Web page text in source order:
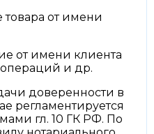
от имени
от имени клиента
и др.
доверенности в
регламентируется
гл. 10 ГК РФ. По